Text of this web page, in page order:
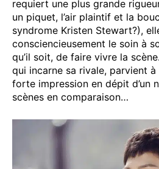
requiert une plus grande
un piquet, l’air plaintif et la
syndrome Kristen Stewart?),
consciencieusement le soin à
qu’il soit, de faire vivre la
qui incarne sa rivale, parvient
forte impression en dépit d’un
scènes en comparaison…